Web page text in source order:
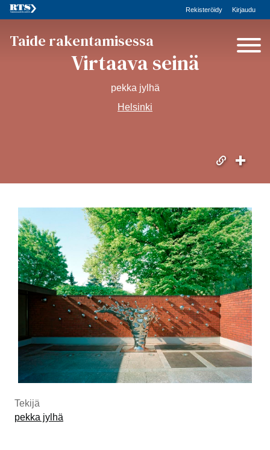
Rekisteröidy Kirjaudu
Taide rakentamisessa
Virtaava seinä
pekka jylhä
Helsinki
Tekijä
pekka jylhä